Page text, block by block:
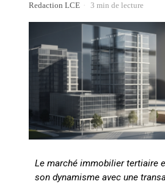
Redaction LCE 3 min de lecture
Le marché immobilier tertiaire
son dynamisme avec une